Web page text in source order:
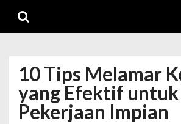
navigation
content
10 Tips Melamar
yang Efektif
Pekerjaan Impian